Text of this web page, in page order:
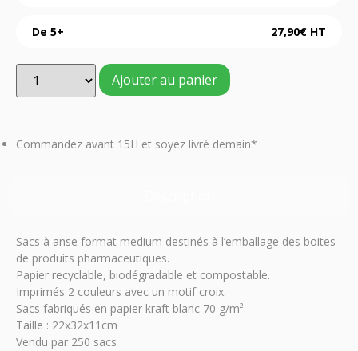
De 5+ 27,90€ HT
Ajouter au panier
Commandez avant 15H et soyez livré demain*
Sacs à anse format medium destinés à l’emballage des boites
de produits pharmaceutiques.
Papier recyclable, biodégradable et compostable.
Imprimés 2 couleurs avec un motif croix.
Sacs fabriqués en papier kraft blanc 70 g/m².
Taille : 22x32x11cm
Vendu par 250 sacs